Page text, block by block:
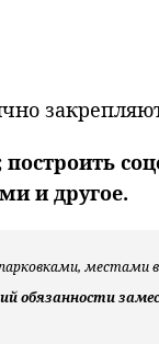
и другое.
обязанности